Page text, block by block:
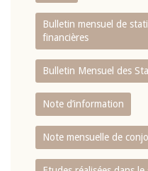
Bulletin mensuel de
financières
Bulletin Mensuel des
Note d’information
Note mensuelle de